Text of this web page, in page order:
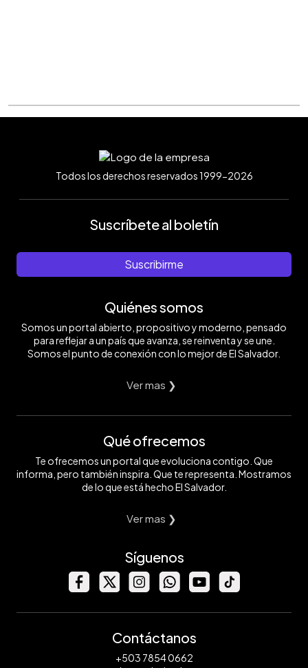
Todos los derechos reservados 1999-2026
Suscríbete al boletín
Suscribirme
Quiénes somos
Somos un portal abierto, propositivo y moderno, pensado
para reflejar a un país que avanza, se reinventa y se une.
Somos el punto de conexión con lo mejor de El Salvador.
Ver mas ❯
Qué ofrecemos
Te ofrecemos un portal que evoluciona contigo. Que
informa, pero también inspira. Que te representa. Mostramos
de lo que está hecho El Salvador.
Ver mas ❯
Síguenos
Contáctanos
+503 7854 0662